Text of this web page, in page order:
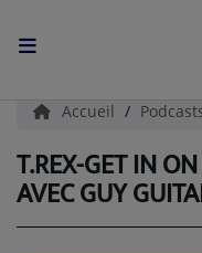
ACCUEIL
L'HISTOIRE DE S.I.S
BOUTIQUE
Accueil
T.REX-GET IN
AVEC GUY